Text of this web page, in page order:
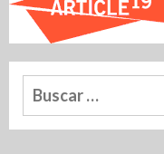
Buscar: